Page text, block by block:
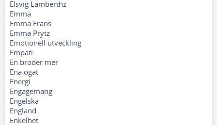
Elsvig Lamberthz
Emma
Emma Frans
Emma Prytz
Emotionell utveckling
Empati
En broder mer
Ena ögat
Energi
Engagemang
Engelska
England
Enkelhet